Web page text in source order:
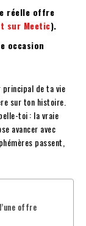
réelle offre
sur Meetic).
occasion
de ta vie
sur ton histoire.
toi : la vraie
avancer avec
passent,
offre